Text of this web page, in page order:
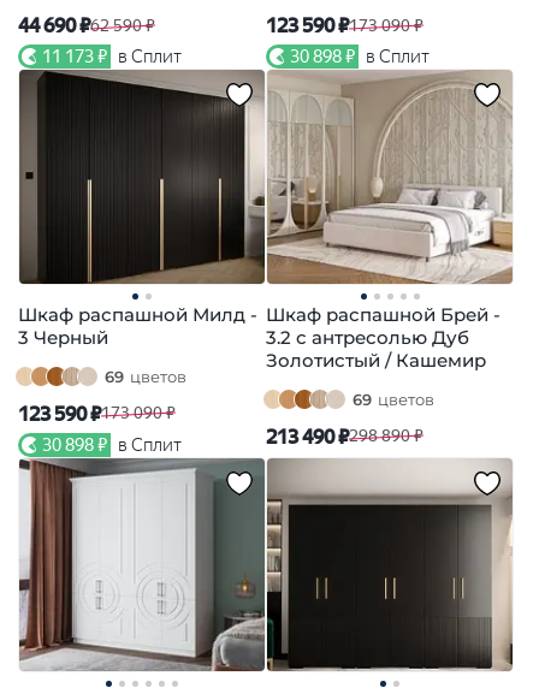
44 690 ₽62 590 ₽
11 173 ₽ в Сплит
123 590 ₽173 090 ₽
30 898 ₽ в Сплит
Шкаф распашной Милд -
3 Черный
69 цветов
123 590 ₽173 090 ₽
30 898 ₽ в Сплит
Шкаф распашной Брей -
3.2 с антресолью Дуб
Золотистый / Кашемир
69 цветов
213 490 ₽298 890 ₽